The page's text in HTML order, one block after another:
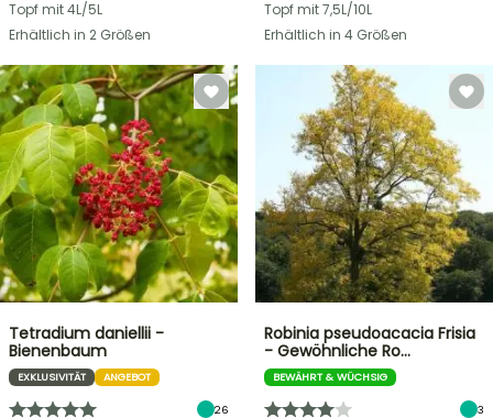
Topf mit 4L/5L
Erhältlich in 2 Größen
Topf mit 7,5L/10L
Erhältlich in 4 Größen
Tetradium daniellii -
Bienenbaum
EXKLUSIVITÄT ANGEBOT
26
Robinia pseudoacacia Frisia
- Gewöhnliche Ro…
BEWÄHRT & WÜCHSIG
3